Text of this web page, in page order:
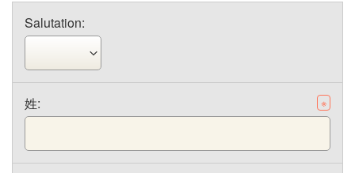
Salutation:
姓: ※